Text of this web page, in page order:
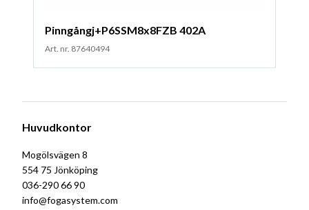
Pinngångj+P6SSM8x8FZB 402A
Art. nr. 87640494
Huvudkontor
Mogölsvägen 8
554 75 Jönköping
036-290 66 90
info@fogasystem.com